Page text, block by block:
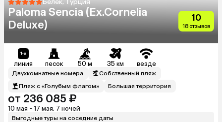
Белек, Турция
Paloma Sencia (Ex.Cornelia
Deluxe)
10
18 отзывов
линия песок 50 м 35 км везде
Двухкомнатные номера
Собственный пляж
Пляж с «Голубым флагом»
Большая территория
от 236 085 ₽
10 мая - 17 мая, 7 ночей
Выгодные туры на соседние даты